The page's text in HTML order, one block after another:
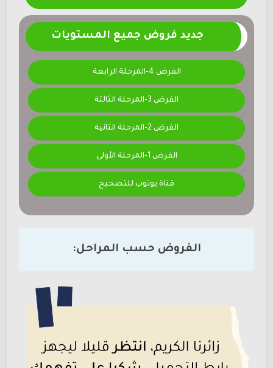
جديد فروض جميع المستويات
الفرض 4-المرحلة الرابعة
الفرض 3-المرحلة الثالثة
الفرض 2-المرحلة الثانية
الفرض 1-المرحلة الأولى
قناة يوتوب للتصحيح
الفروض حسب المراحل: